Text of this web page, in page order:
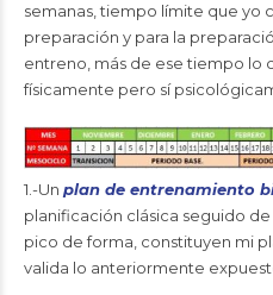
semanas, tiempo límite que yo
preparación y para la
entreno, más de ese tiempo lo
físicamente pero sí
1.-Un plan de entrenamiento
planificación clásica seguido
pico de forma, constituyen mi
valida lo anteriormente